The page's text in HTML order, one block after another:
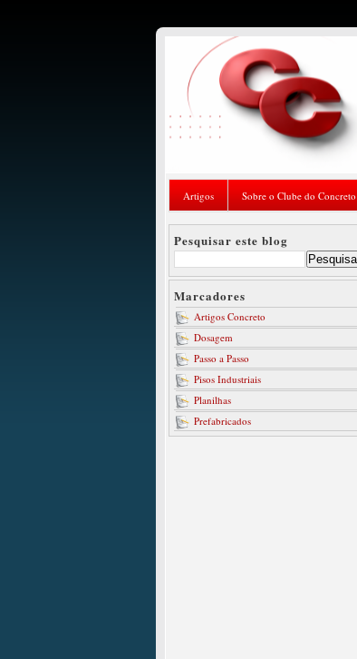
Artigos Sobre o Clube do Concreto
Pesquisar este blog
Marcadores
Artigos Concreto
Dosagem
Passo a Passo
Pisos Industriais
Planilhas
Prefabricados